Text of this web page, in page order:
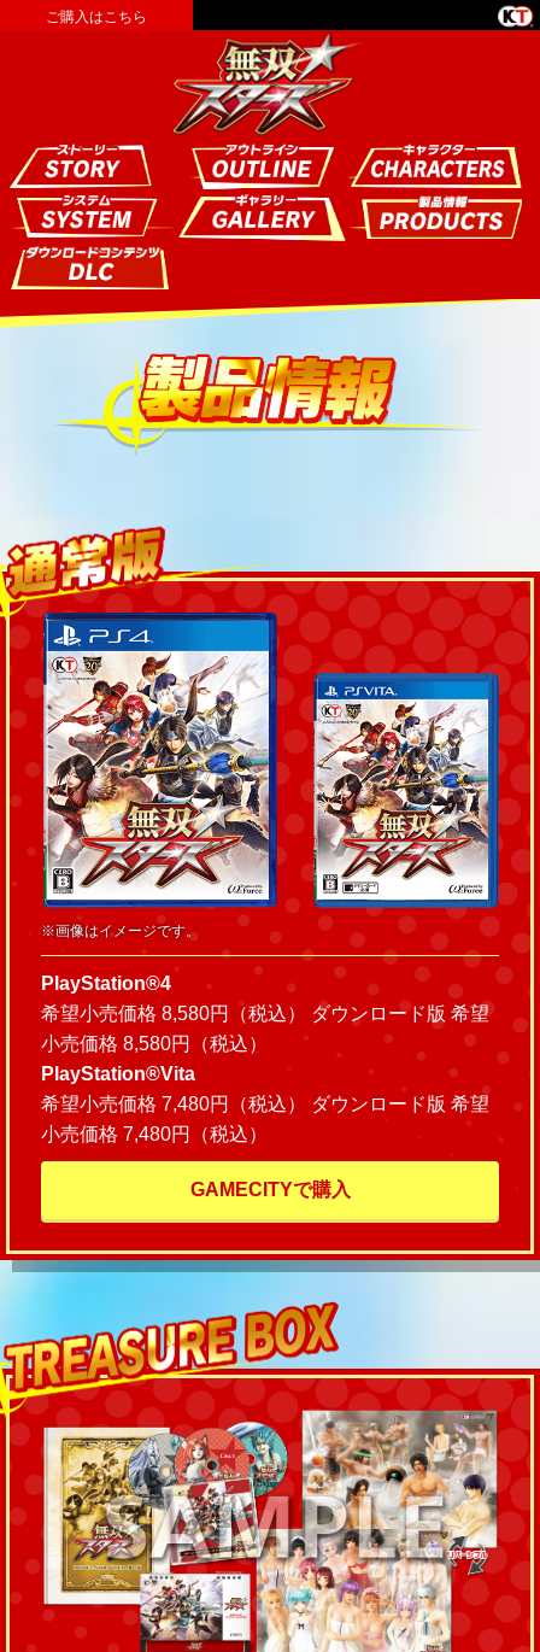
ご購入はこちら
※画像はイメージです。
PlayStation®4
希望小売価格 8,580円（税込） ダウンロード版 希望
小売価格 8,580円（税込）
PlayStation®Vita
希望小売価格 7,480円（税込） ダウンロード版 希望
小売価格 7,480円（税込）
GAMECITYで購入